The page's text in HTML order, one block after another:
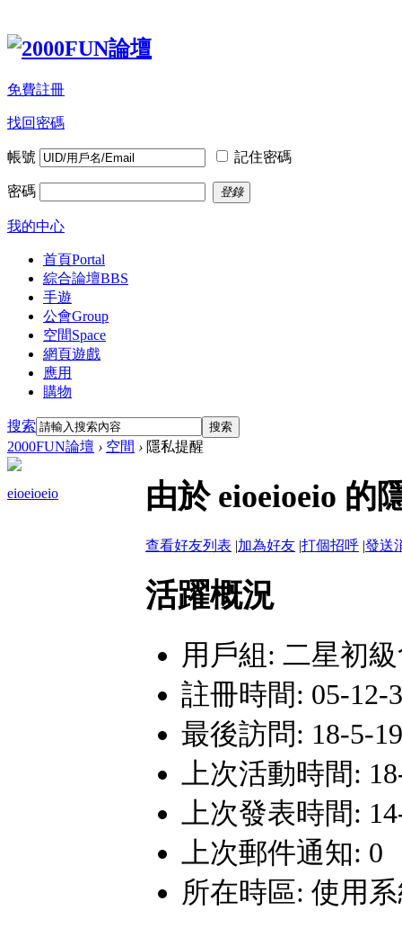
免費註冊
找回密碼
帳號 記住密碼
密碼 登錄
我的中心
首頁Portal
綜合論壇BBS
手遊
公會Group
空間Space
網頁遊戲
應用
購物
搜索 搜索
2000FUN論壇 › 空間 › 隱私提醒
eioeioeio 由於 eioeioeio 的
查看好友列表 |加為好友 |打個招呼 |發送
活躍概況
用戶組: 二星初
註冊時間: 05-12-
最後訪問: 18-5-
上次活動時間:
上次發表時間:
上次郵件通知: 0
所在時區: 使用